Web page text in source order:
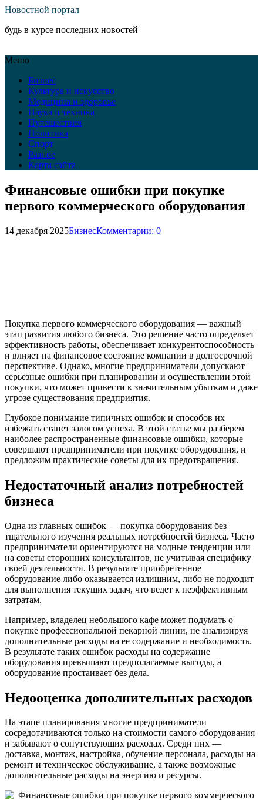
Новостной портал
будь в курсе последних новостей
Меню
Бизнес
Культура и искусство
Медицина и здоровье
Наука и техника
Путешествия
Политика
Спорт
Разное
Карта сайта
Финансовые ошибки при покупке
первого коммерческого оборудования
14 декабря 2025БизнесКомментарии: 0
Покупка первого коммерческого оборудования — важный
этап развития любого бизнеса. Это решение часто определяет
эффективность работы, обеспечивает конкурентоспособность
и влияет на финансовое состояние компании в долгосрочной
перспективе. Однако, многие предприниматели допускают
серьезные ошибки при планировании и осуществлении этой
покупки, что может привести к значительным убыткам и даже
угрозе существования предприятия.
Глубокое понимание типичных ошибок и способов их
избежать станет залогом успеха. В этой статье мы разберем
наиболее распространенные финансовые ошибки, которые
совершают предприниматели при покупке оборудования, и
предложим практические советы для их предотвращения.
Недостаточный анализ потребностей
бизнеса
Одна из главных ошибок — покупка оборудования без
тщательного изучения реальных потребностей бизнеса. Часто
предприниматели ориентируются на модные тенденции или
на советы сторонних консультантов, не учитывая специфику
своей деятельности. В результате приобретенное
оборудование либо оказывается излишним, либо не подходит
для выполнения текущих задач, что ведет к неэффективным
затратам.
Например, владелец небольшого кафе может подумать о
покупке профессиональной пекарной линии, не анализируя
дополнительные расходы на ее содержание и необходимость.
В результате таких ошибок расходы на содержание
оборудования превышают предполагаемые выгоды, а
оборудование простаивает без дела.
Недооценка дополнительных расходов
На этапе планирования многие предприниматели
сосредотачиваются только на стоимости самого оборудования
и забывают о сопутствующих расходах. Среди них —
доставка, монтаж, настройка, обучение персонала, расходы на
ремонт и техническое обслуживание, а также возможные
дополнительные расходы на энергию и ресурсы.